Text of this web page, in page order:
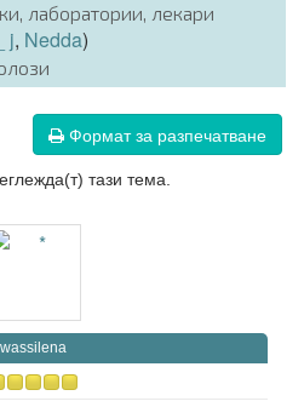
лаборатории, лекари
j, Nedda)
Формат за разпечатване
тази тема.
wassilena